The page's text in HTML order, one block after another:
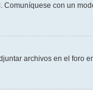
con un
archivos en el foro